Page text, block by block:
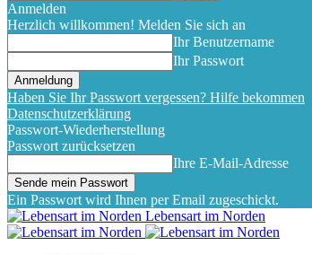
Anmelden
Herzlich willkommen! Melden Sie sich an
Ihr Benutzername
Ihr Passwort
Haben Sie Ihr Passwort vergessen? Hilfe bekommen
Datenschutzerklärung
Passwort-Wiederherstellung
Passwort zurücksetzen
Ihre E-Mail-Adresse
Ein Passwort wird Ihnen per Email zugeschickt.
Lebensart im Norden